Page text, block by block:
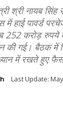
श्री नायब सिंह
में हाई पावर्ड
करोड़ रुपये
की गई। बैठक में
में रखते हुए
Last Update: